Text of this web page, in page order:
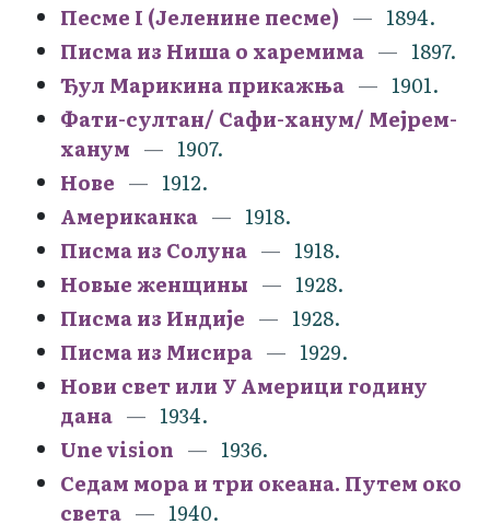
Песме I (Јеленине песме)
1894.
Писма из Ниша о харемима
1897.
Ђул Марикина прикажња
1901.
Фати-султан/ Сафи-ханум/ Мејрем-
ханум
1907.
Нове
1912.
Американка
1918.
Писма из Солуна
1918.
Новые женщины
1928.
Писма из Индије
1928.
Писма из Мисира
1929.
Нови свет или У Америци годину
дана
1934.
Une vision
1936.
Седам мора и три океана. Путем око
света
1940.